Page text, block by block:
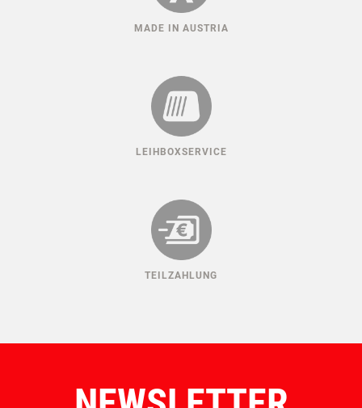
MADE IN AUSTRIA
LEIHBOXSERVICE
TEILZAHLUNG